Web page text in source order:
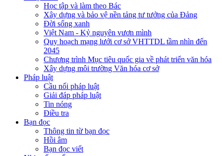
Học tập và làm theo Bác
Xây dựng và bảo vệ nền tảng tư tưởng của Đảng
Đời sống xanh
Việt Nam - Kỷ nguyên vươn mình
Quy hoạch mạng lưới cơ sở VHTTDL tầm nhìn đến
2045
Chương trình Mục tiêu quốc gia về phát triển văn hóa
Xây dựng môi trường Văn hóa cơ sở
Pháp luật
Cầu nối pháp luật
Giải đáp pháp luật
Tin nóng
Điều tra
Bạn đọc
Thông tin từ bạn đọc
Hồi âm
Bạn đọc viết